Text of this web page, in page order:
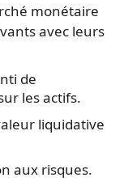
monétaire
avec leurs
de
les actifs.
liquidative
aux risques.